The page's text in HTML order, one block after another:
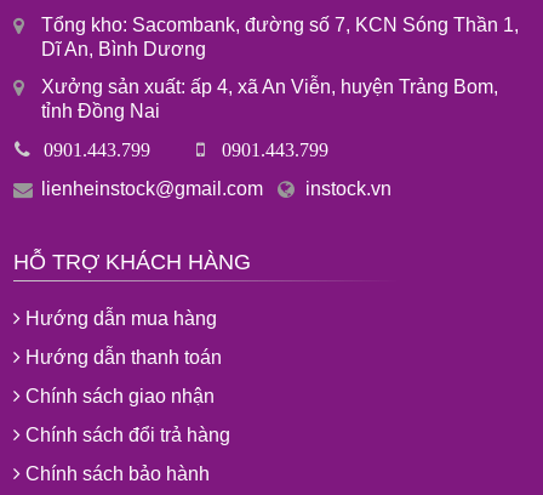
Tổng kho: Sacombank, đường số 7, KCN Sóng Thần 1,
Dĩ An, Bình Dương
Xưởng sản xuất: ấp 4, xã An Viễn, huyện Trảng Bom,
tỉnh Đồng Nai
0901.443.799 0901.443.799
lienheinstock@gmail.com instock.vn
HỖ TRỢ KHÁCH HÀNG
Hướng dẫn mua hàng
Hướng dẫn thanh toán
Chính sách giao nhận
Chính sách đổi trả hàng
Chính sách bảo hành